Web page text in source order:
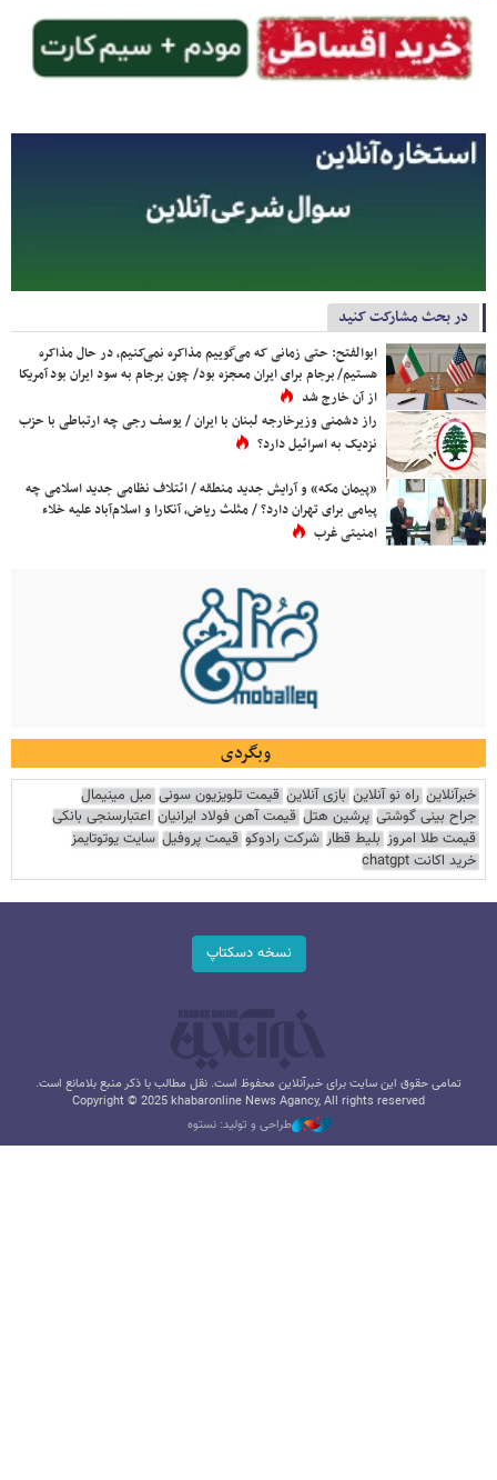
در بحث مشارکت کنید
ابوالفتح: حتی زمانی که می‌گوییم مذاکره نمی‌کنیم، در حال مذاکره
هستیم/ برجام برای ایران معجزه بود/ چون برجام به سود ایران بود آمریکا
از آن خارج شد
راز دشمنی وزیرخارجه لبنان با ایران / یوسف رجی چه ارتباطی با حزب
نزدیک به اسرائیل دارد؟
«پیمان مکه» و آرایش جدید منطقه / ائتلاف نظامی جدید اسلامی چه
پیامی برای تهران دارد؟ / مثلث ریاض، آنکارا و اسلام‌آباد علیه خلاء
امنیتی غرب
وبگردی
خبرآنلاین راه نو آنلاین بازی آنلاین قیمت تلویزیون سونی مبل مینیمال
جراح بینی گوشتی پرشین هتل قیمت آهن فولاد ایرانیان اعتبارسنجی بانکی
قیمت طلا امروز بلیط قطار شرکت رادوکو قیمت پروفیل سایت یوتوتایمز
خرید اکانت chatgpt
نسخه دسکتاپ
تمامی حقوق این سایت برای خبرآنلاین محفوظ است. نقل مطالب با ذکر منبع بلامانع است.
Copyright © 2025 khabaronline News Agancy, All rights reserved
طراحی و تولید: نستوه